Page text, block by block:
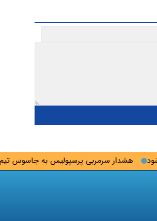
هشدار سرمربی پرسپولیس به جاسوس تیم